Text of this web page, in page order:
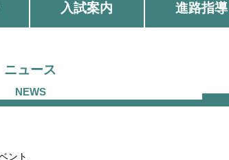
入試案内 進路指導
ニュース
ント